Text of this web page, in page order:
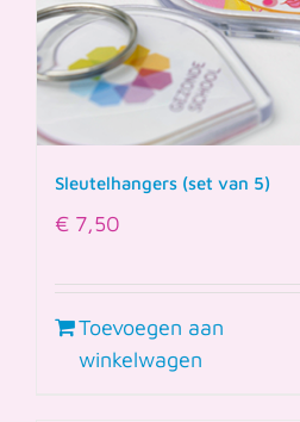
Sleutelhangers (set van 5)
€ 7,50
Toevoegen aan
winkelwagen